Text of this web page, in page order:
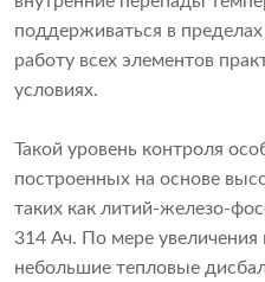
поддерживаться в пределах
работу всех элементов
условиях.
Такой уровень контроля
построенных на основе
таких как литий-железо-
314 Ач. По мере
небольшие тепловые